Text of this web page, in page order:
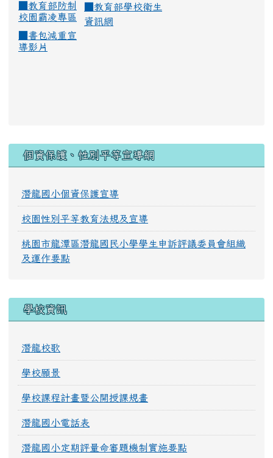
教育部防制
校園霸凌專區
教育部學校衛生
資訊網
書包減重宣
導影片
個資保護、性別平等宣導網
潛龍國小個資保護宣導
校園性別平等教育法規及宣導
桃園市龍潭區潛龍國民小學學生申訴評議委員會組織
及運作要點
學校資訊
潛龍校歌
學校願景
學校課程計畫暨公開授課規畫
潛龍國小電話表
潛龍國小定期評量命審題機制實施要點